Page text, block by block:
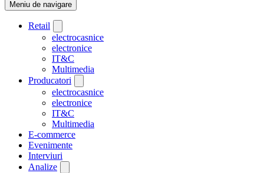
Meniu de navigare
Retail
electrocasnice
electronice
IT&C
Multimedia
Producatori
electrocasnice
electronice
IT&C
Multimedia
E-commerce
Evenimente
Interviuri
Analize